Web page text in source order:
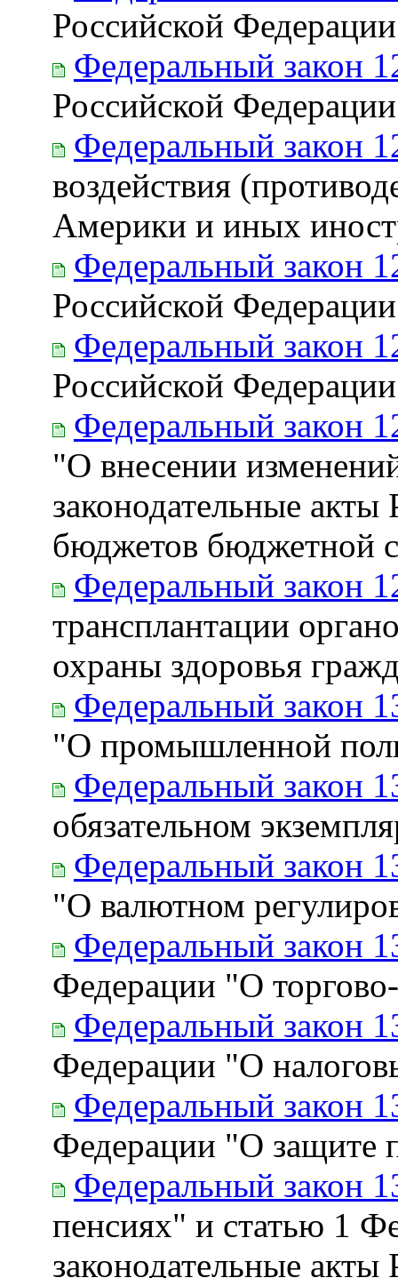
Российской Федерации
Федеральный закон
Российской
Федеральный закон
воздействия
Америки и иных
Федеральный закон
Российской Федерации
Федеральный закон
Российской Федерации
Федеральный закон
"О внесении
законодательные
бюджетов бюджетной
Федеральный закон
трансплантации
охраны здоровья
Федеральный закон
"О промышленной
Федеральный закон
обязательном
Федеральный закон
"О валютном
Федеральный закон
Федерации "О
Федеральный закон
Федерации "О
Федеральный закон
Федерации "О защите
Федеральный закон
пенсиях" и статью 1
законодательные